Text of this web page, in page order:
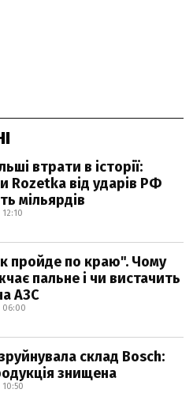
втрати в історії:
Rozetka від ударів РФ
мільярдів
пройде по краю". Чому
пальне і чи вистачить
АЗС
06:00
склад Bosch:
знищена